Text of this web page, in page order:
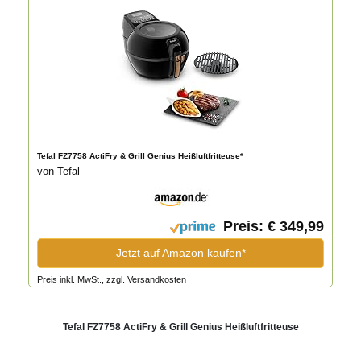
Tefal FZ7758 ActiFry & Grill Genius Heißluftfritteuse*
von Tefal
Preis: € 349,99
Jetzt auf Amazon kaufen*
Preis inkl. MwSt., zzgl. Versandkosten
Tefal FZ7758 ActiFry & Grill Genius Heißluftfritteuse